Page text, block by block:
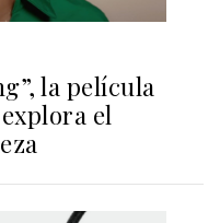
la película
el